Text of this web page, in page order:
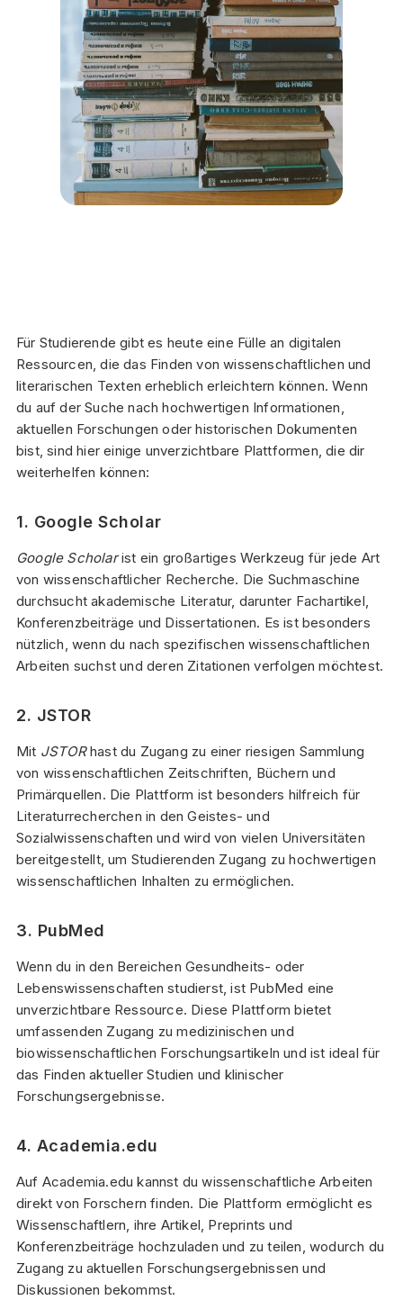
Für Studierende gibt es heute eine Fülle an digitalen
Ressourcen, die das Finden von wissenschaftlichen und
literarischen Texten erheblich erleichtern können. Wenn
du auf der Suche nach hochwertigen Informationen,
aktuellen Forschungen oder historischen Dokumenten
bist, sind hier einige unverzichtbare Plattformen, die dir
weiterhelfen können:
1. Google Scholar
Google Scholarist ein großartiges Werkzeug für jede Art
von wissenschaftlicher Recherche. Die Suchmaschine
durchsucht akademische Literatur, darunter Fachartikel,
Konferenzbeiträge und Dissertationen. Es ist besonders
nützlich, wenn du nach spezifischen wissenschaftlichen
Arbeiten suchst und deren Zitationen verfolgen möchtest.
2. JSTOR
Mit JSTORhast du Zugang zu einer riesigen Sammlung
von wissenschaftlichen Zeitschriften, Büchern und
Primärquellen. Die Plattform ist besonders hilfreich für
Literaturrecherchen in den Geistes- und
Sozialwissenschaften und wird von vielen Universitäten
bereitgestellt, um Studierenden Zugang zu hochwertigen
wissenschaftlichen Inhalten zu ermöglichen.
3. PubMed
Wenn du in den Bereichen Gesundheits- oder
Lebenswissenschaften studierst, ist PubMed eine
unverzichtbare Ressource. Diese Plattform bietet
umfassenden Zugang zu medizinischen und
biowissenschaftlichen Forschungsartikeln und ist ideal für
das Finden aktueller Studien und klinischer
Forschungsergebnisse.
4. Academia.edu
Auf Academia.edu kannst du wissenschaftliche Arbeiten
direkt von Forschern finden. Die Plattform ermöglicht es
Wissenschaftlern, ihre Artikel, Preprints und
Konferenzbeiträge hochzuladen und zu teilen, wodurch du
Zugang zu aktuellen Forschungsergebnissen und
Diskussionen bekommst.